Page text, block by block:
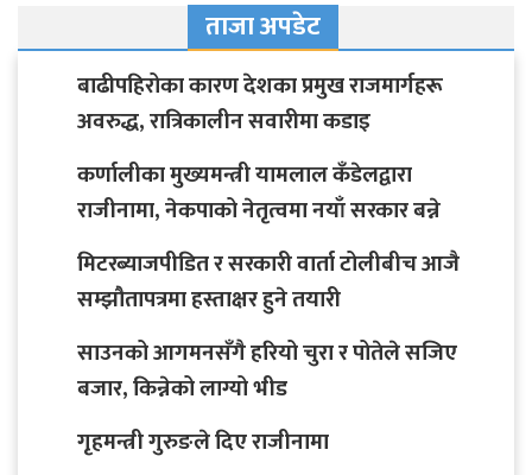
ताजा अपडेट
बाढीपहिरोका कारण देशका प्रमुख राजमार्गहरू
अवरुद्ध, रात्रिकालीन सवारीमा कडाइ
कर्णालीका मुख्यमन्त्री यामलाल कँडेलद्वारा
राजीनामा, नेकपाको नेतृत्वमा नयाँ सरकार बन्ने
मिटरब्याजपीडित र सरकारी वार्ता टोलीबीच आजै
सम्झौतापत्रमा हस्ताक्षर हुने तयारी
साउनको आगमनसँगै हरियो चुरा र पोतेले सजिए
बजार, किन्नेको लाग्यो भीड
गृहमन्त्री गुरुङले दिए राजीनामा